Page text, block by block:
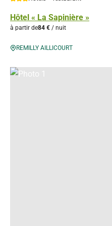
Hôtel « La Sapinière »
à partir de84 € / nuit
REMILLY AILLICOURT
Photo 1, © Droits gérés